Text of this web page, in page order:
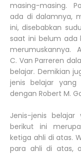
masing-masing.
ada di dalamnya,
ini, disebabkan
saat ini belum ada
merumuskannya.
C. Van Parreren
belajar. Demikian
jenis belajar yang
dengan Robert M.
Jenis-jenis
berikut ini
ketiga ahli di atas.
para ahli di atas,